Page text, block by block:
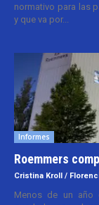
normativo para las
y que va por...
Informes
Roemmers
Cristina Kroll /
Menos de un año